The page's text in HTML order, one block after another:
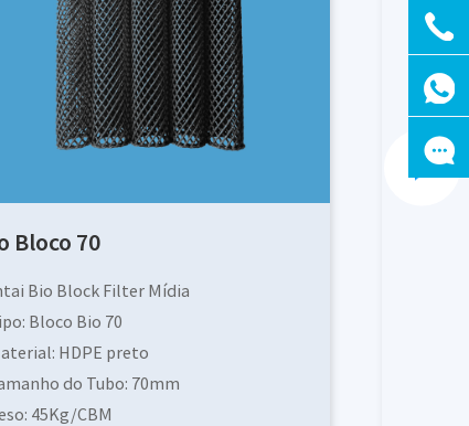
Bio Bloco 36
NIHAO Bio Block Filter Media
• Tipo: Bloco Bio 36
• Material: HDPE preto
• Tamanho do Tubo: 36mm
• Peso: 100Kg / CBM